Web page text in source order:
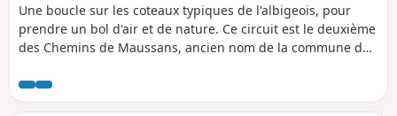
Une boucle sur les coteaux typiques de l'albigeois, pour
prendre un bol d'air et de nature. Ce circuit est le deuxième
des Chemins de Maussans, ancien nom de la commune de